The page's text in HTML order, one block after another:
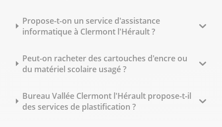
Propose-t-on un service d'assistance
informatique à Clermont l'Hérault ?
Peut-on racheter des cartouches d'encre ou
du matériel scolaire usagé ?
Bureau Vallée Clermont l'Hérault propose-t-il
des services de plastification ?